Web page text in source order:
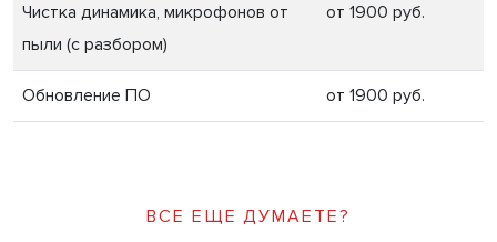
Чистка динамика, микрофонов от
пыли (с разбором)
от 1900 руб.
Обновление ПО от 1900 руб.
ВСЕ ЕЩЕ ДУМАЕТЕ?